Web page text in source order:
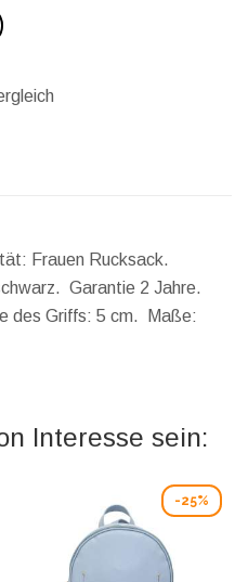
Frauen Rucksack.
Garantie 2 Jahre.
des Griffs: 5 cm.
Maße:
Interesse sein:
-25%